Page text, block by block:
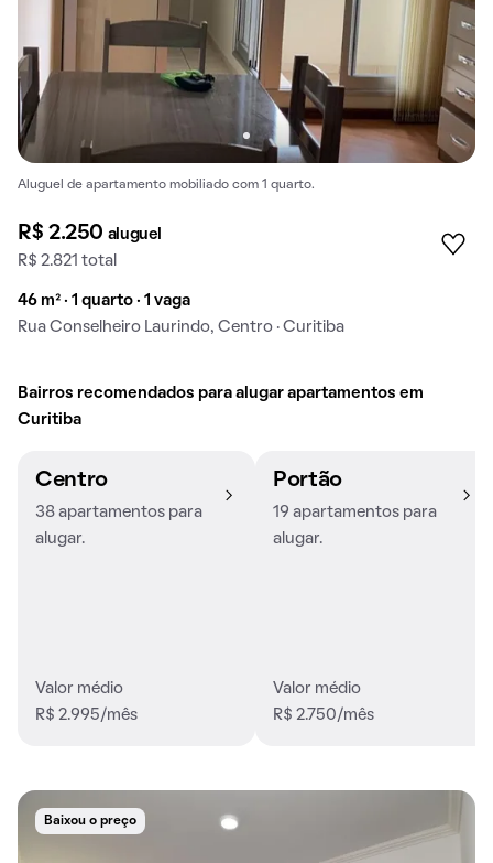
Aluguel de apartamento mobiliado com 1 quarto.
R$ 2.250 aluguel
R$ 2.821 total
46 m² · 1 quarto · 1 vaga
Rua Conselheiro Laurindo, Centro · Curitiba
Bairros recomendados para alugar apartamentos em
Curitiba
Centro
38 apartamentos para
alugar.
Valor médio
R$ 2.995/mês
Portão
19 apartamentos para
alugar.
Valor médio
R$ 2.750/mês
Baixou o preço